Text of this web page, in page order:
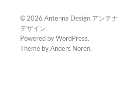
© 2026 Antenna Design アンテナ
デザイン.
Powered byWordPress.
Theme byAnders Norén.